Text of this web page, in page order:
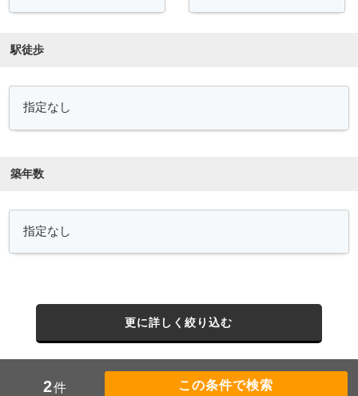
駅徒歩
築年数
更に詳しく絞り込む
2件